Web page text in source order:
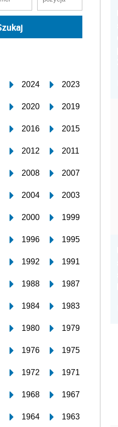
2024 2023
2020 2019
2016 2015
2012 2011
2008 2007
2004 2003
2000 1999
1996 1995
1992 1991
1988 1987
1984 1983
1980 1979
1976 1975
1972 1971
1968 1967
1964 1963